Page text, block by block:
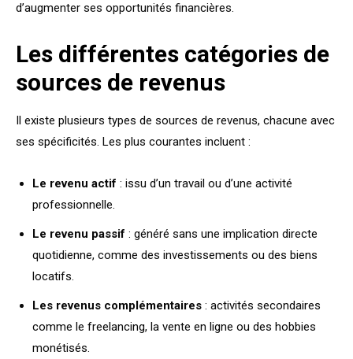
d’augmenter ses opportunités financières.
Les différentes catégories de
sources de revenus
Il existe plusieurs types de sources de revenus, chacune avec
ses spécificités. Les plus courantes incluent :
Le revenu actif : issu d’un travail ou d’une activité
professionnelle.
Le revenu passif : généré sans une implication directe
quotidienne, comme des investissements ou des biens
locatifs.
Les revenus complémentaires : activités secondaires
comme le freelancing, la vente en ligne ou des hobbies
monétisés.